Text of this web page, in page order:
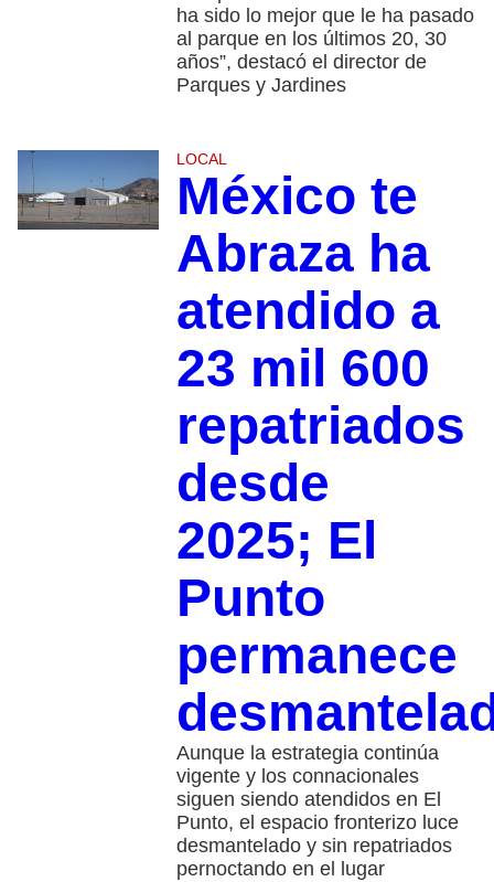
ha sido lo mejor que le ha pasado
al parque en los últimos 20, 30
años”, destacó el director de
Parques y Jardines
LOCAL
México te
Abraza ha
atendido a
23 mil 600
repatriados
desde
2025; El
Punto
permanece
Aunque la estrategia continúa
vigente y los connacionales
siguen siendo atendidos en El
Punto, el espacio fronterizo luce
desmantelado y sin repatriados
pernoctando en el lugar